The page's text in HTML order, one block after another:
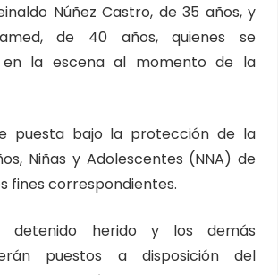
Núñez Castro, de 35 años, y
de 40 años, quienes se
en la escena al momento de la
puesta bajo la protección de la
Niñas y Adolescentes (NNA) de
fines correspondientes.
detenido herido y los demás
puestos a disposición del